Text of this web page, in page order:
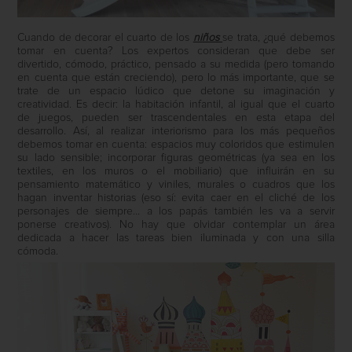
Cuando de decorar el cuarto de los niños se trata, ¿qué debemos
tomar en cuenta? Los expertos consideran que debe ser
divertido, cómodo, práctico, pensado a su medida (pero tomando
en cuenta que están creciendo), pero lo más importante, que se
trate de un espacio lúdico que detone su imaginación y
creatividad. Es decir: la habitación infantil, al igual que el cuarto
de juegos, pueden ser trascendentales en esta etapa del
desarrollo. Así, al realizar interiorismo para los más pequeños
debemos tomar en cuenta: espacios muy coloridos que estimulen
su lado sensible; incorporar figuras geométricas (ya sea en los
textiles, en los muros o el mobiliario) que influirán en su
pensamiento matemático y viniles, murales o cuadros que los
hagan inventar historias (eso sí: evita caer en el cliché de los
personajes de siempre… a los papás también les va a servir
ponerse creativos). No hay que olvidar contemplar un área
dedicada a hacer las tareas bien iluminada y con una silla
cómoda.